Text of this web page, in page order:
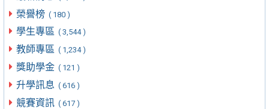
榮譽榜 ( 180 )
學生專區 ( 3,544 )
教師專區 ( 1,234 )
獎助學金 ( 121 )
升學訊息 ( 616 )
競賽資訊 ( 617 )